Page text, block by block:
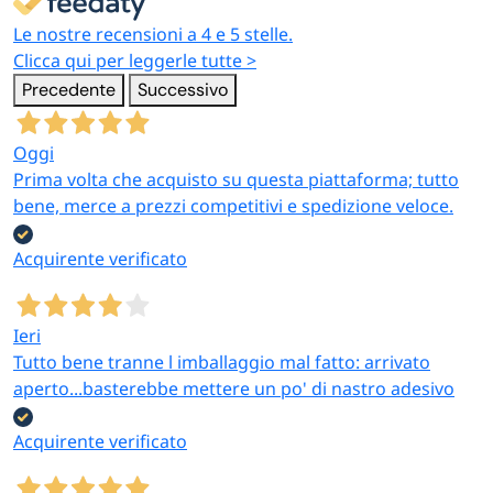
Le nostre recensioni a 4 e 5 stelle.
Clicca qui per leggerle tutte >
Precedente Successivo
Oggi
Prima volta che acquisto su questa piattaforma; tutto
bene, merce a prezzi competitivi e spedizione veloce.
Acquirente verificato
Ieri
Tutto bene tranne l imballaggio mal fatto: arrivato
aperto...basterebbe mettere un po' di nastro adesivo
Acquirente verificato